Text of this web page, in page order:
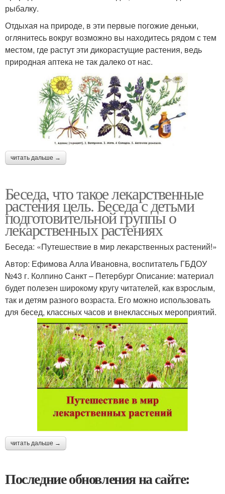
рыбалку.
Отдыхая на природе, в эти первые погожие деньки,
оглянитесь вокруг возможно вы находитесь рядом с тем
местом, где растут эти дикорастущие растения, ведь
природная аптека не так далеко от нас.
читать дальше →
Беседа, что такое лекарственные
растения цель. Беседа с детьми
подготовительной группы о
лекарственных растениях
Беседа: «Путешествие в мир лекарственных растений!»
Автор: Ефимова Алла Ивановна, воспитатель ГБДОУ
№43 г. Колпино Санкт – Петербург Описание: материал
будет полезен широкому кругу читателей, как взрослым,
так и детям разного возраста. Его можно использовать
для бесед, классных часов и внеклассных мероприятий.
читать дальше →
Последние обновления на сайте: